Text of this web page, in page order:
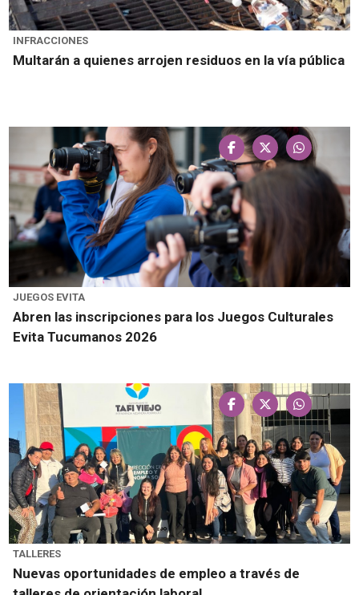
INFRACCIONES
Multarán a quienes arrojen residuos en la vía pública
JUEGOS EVITA
Abren las inscripciones para los Juegos Culturales
Evita Tucumanos 2026
TALLERES
Nuevas oportunidades de empleo a través de